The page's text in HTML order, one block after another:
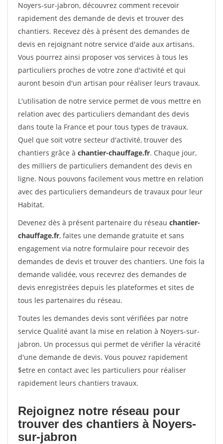
Noyers-sur-jabron, découvrez comment recevoir
rapidement des demande de devis et trouver des
chantiers. Recevez dès à présent des demandes de
devis en rejoignant notre service d'aide aux artisans.
Vous pourrez ainsi proposer vos services à tous les
particuliers proches de votre zone d'activité et qui
auront besoin d'un artisan pour réaliser leurs travaux.
L'utilisation de notre service permet de vous mettre en
relation avec des particuliers demandant des devis
dans toute la France et pour tous types de travaux.
Quel que soit votre secteur d'activité, trouver des
chantiers grâce à chantier-chauffage.fr. Chaque jour,
des milliers de particuliers demandent des devis en
ligne. Nous pouvons facilement vous mettre en relation
avec des particuliers demandeurs de travaux pour leur
Habitat.
Devenez dès à présent partenaire du réseau chantier-
chauffage.fr, faites une demande gratuite et sans
engagement via notre formulaire pour recevoir des
demandes de devis et trouver des chantiers. Une fois la
demande validée, vous recevrez des demandes de
devis enregistrées depuis les plateformes et sites de
tous les partenaires du réseau.
Toutes les demandes devis sont vérifiées par notre
service Qualité avant la mise en relation à Noyers-sur-
jabron. Un processus qui permet de vérifier la véracité
d'une demande de devis. Vous pouvez rapidement
$etre en contact avec les particuliers pour réaliser
rapidement leurs chantiers travaux.
Rejoignez notre réseau pour
trouver des chantiers à Noyers-
sur-jabron